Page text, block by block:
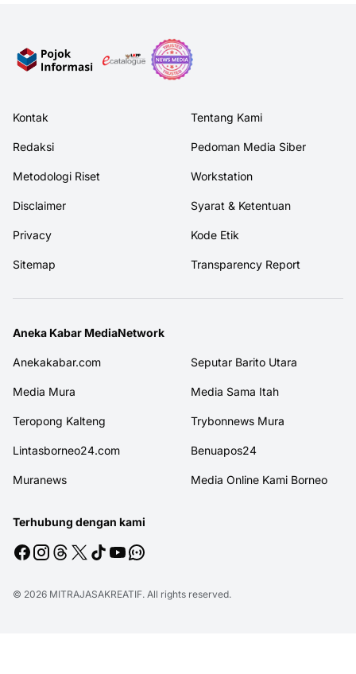
Kontak Tentang Kami
Redaksi Pedoman Media Siber
Metodologi Riset Workstation
Disclaimer Syarat & Ketentuan
Privacy Kode Etik
Sitemap Transparency Report
Aneka Kabar MediaNetwork
Anekakabar.com Seputar Barito Utara
Media Mura Media Sama Itah
Teropong Kalteng Trybonnews Mura
Lintasborneo24.com Benuapos24
Muranews Media Online Kami Borneo
Terhubung dengan kami
© 2026 MITRAJASAKREATIF. All rights reserved.